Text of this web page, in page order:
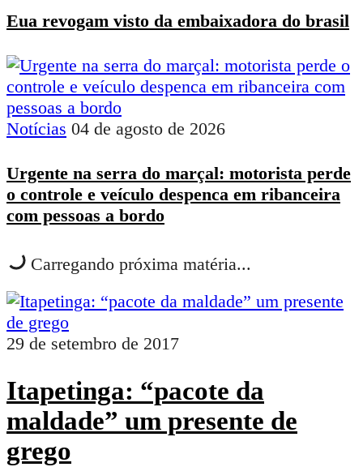
Eua revogam visto da embaixadora do brasil
Notícias 04 de agosto de 2026
Urgente na serra do marçal: motorista perde
o controle e veículo despenca em ribanceira
com pessoas a bordo
Carregando próxima matéria...
29 de setembro de 2017
Itapetinga: “pacote da
maldade” um presente de
grego